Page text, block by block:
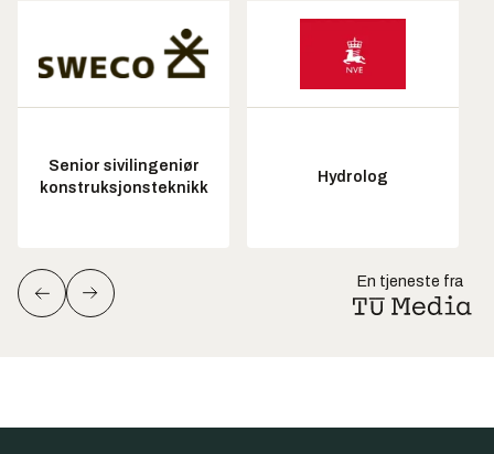
Senior sivilingeniør
konstruksjonsteknikk
Hydrolog
En tjeneste fra